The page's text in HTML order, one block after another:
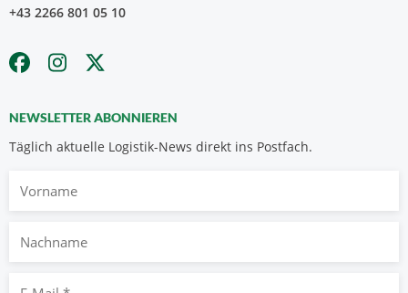
+43 2266 801 05 10
NEWSLETTER ABONNIEREN
Täglich aktuelle Logistik-News direkt ins Postfach.
Nachname